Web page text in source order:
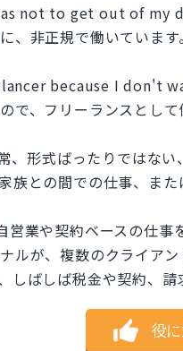
not to get out of my
、非正規で働いています。
because I don't
で、フリーランスとして
形式ばったりではない
族との間での仕事、ま
業や契約ベースの仕事
ルが、複数のクライア
しばしば税金や契約、請
役